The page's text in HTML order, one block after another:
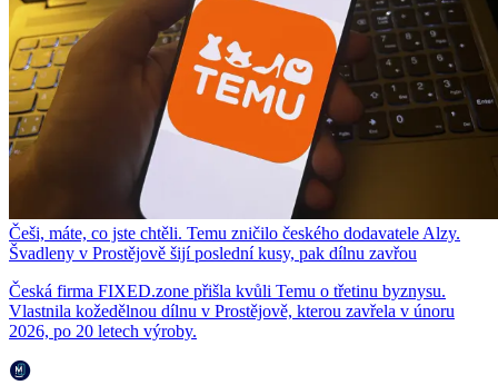
Češi, máte, co jste chtěli. Temu zničilo českého dodavatele Alzy.
Švadleny v Prostějově šijí poslední kusy, pak dílnu zavřou
Česká firma FIXED.zone přišla kvůli Temu o třetinu byznysu.
Vlastnila kožedělnou dílnu v Prostějově, kterou zavřela v únoru
2026, po 20 letech výroby.